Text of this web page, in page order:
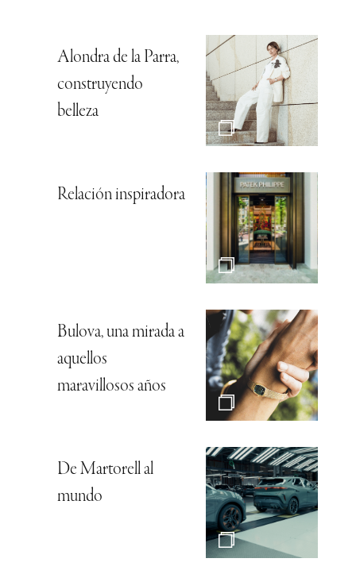
Alondra de la Parra,
construyendo
belleza
Relación inspiradora
Bulova, una mirada a
aquellos
maravillosos años
De Martorell al
mundo